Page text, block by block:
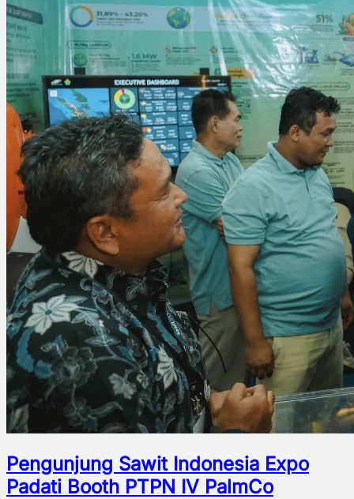
Pengunjung Sawit Indonesia Expo
Padati Booth PTPN IV PalmCo